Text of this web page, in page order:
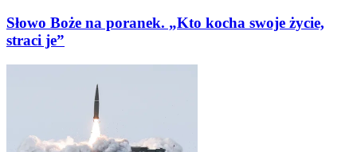
Słowo Boże na poranek. „Kto kocha swoje życie,
straci je”